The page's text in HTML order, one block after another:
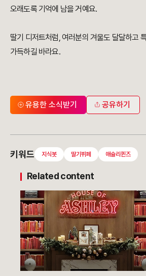
오래도록 기억에 남을 거예요.
딸기 디저트처럼, 여러분의 겨울도 달달하고
가득하길 바라요.
유용한 소식받기 공유하기
키워드 지식봇 딸기뷔페 애슐리퀸즈
Related content